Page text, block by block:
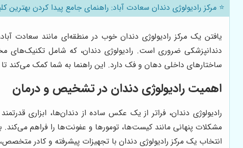
⭐️ مرکز رادیولوژی دندان سعادت آباد: راهنمای جامع پیدا کردن بهترین
یافتن یک مرکز رادیولوژی دندان خوب در منطقه‌ای مانند سعادت
ساختارهای داخلی دهان و فک دارد. این راهنما به شما کمک می‌کند تا
اهمیت رادیولوژی دندان در تشخیص و درمان
رادیولوژی دندان، فراتر از یک عکس ساده از دندان‌ها، ابزاری
مشکلات پنهانی مانند کیست‌ها، تومورها و عفونت‌ها را فراهم
انتخاب یک مرکز رادیولوژی دندان با تجهیزات پیشرفته و کادر